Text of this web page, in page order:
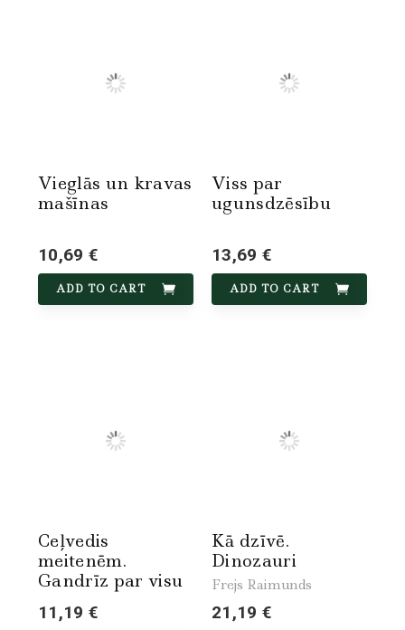
Vieglās un kravas
mašīnas
10,69 €
ADD TO CART
Viss par
ugunsdzēsību
13,69 €
ADD TO CART
Ceļvedis
meitenēm.
Gandrīz par visu
11,19 €
Kā dzīvē.
Dinozauri
Frejs Raimunds
21,19 €